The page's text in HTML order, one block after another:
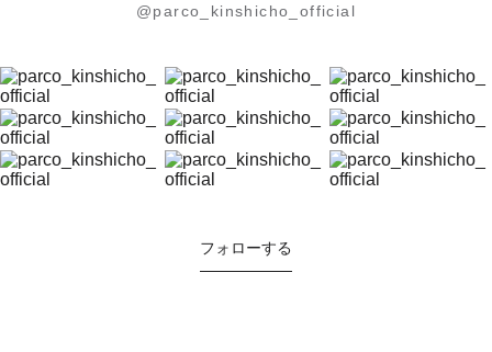
@parco_kinshicho_official
フォローする